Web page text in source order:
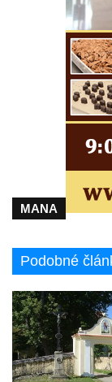
Kříže ve
Kříž na
Frýdlantu
Centrální
Kříž u
Kříž poblíž
Kříž u kaple
Kunraticích
Kunraticích u
Kříž naproti
Šluknova
Kříž u polní
Knížecím
Školní kříž u
MANA
Podobné